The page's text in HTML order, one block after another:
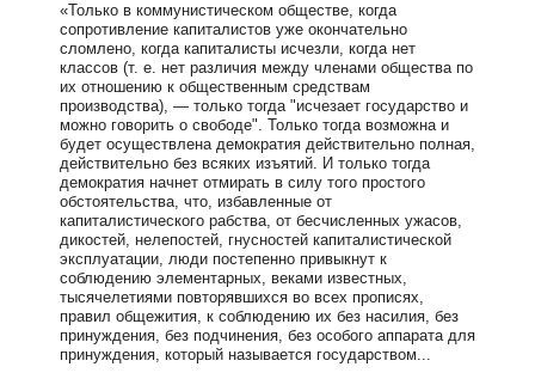
«Только в коммунистическом обществе, когда
сопротивление капиталистов уже окончательно
сломлено, когда капиталисты исчезли, когда нет
классов (т. е. нет различия между членами общества по
их отношению к общественным средствам
производства), — только тогда "исчезает государство и
можно говорить о свободе". Только тогда возможна и
будет осуществлена демократия действительно полная,
действительно без всяких изъятий. И только тогда
демократия начнет отмирать в силу того простого
обстоятельства, что, избавленные от
капиталистического рабства, от бесчисленных ужасов,
дикостей, нелепостей, гнусностей капиталистической
эксплуатации, люди постепенно привыкнут к
соблюдению элементарных, веками известных,
тысячелетиями повторявшихся во всех прописях,
правил общежития, к соблюдению их без насилия, без
принуждения, без подчинения, без особого аппарата для
принуждения, который называется государством...